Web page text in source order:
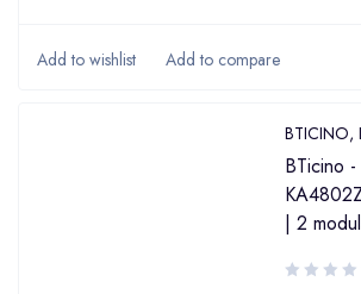
BTICINO,
BTicino
| 2